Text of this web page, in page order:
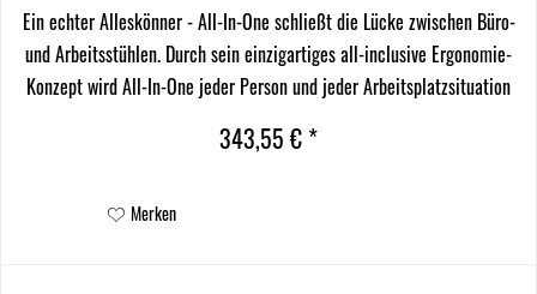
Ein echter Alleskönner - All-In-One schließt die Lücke zwischen Büro-
und Arbeitsstühlen. Durch sein einzigartiges all-inclusive Ergonomie-
Konzept wird All-In-One jeder Person und jeder Arbeitsplatzsituation
343,55 € *
Merken